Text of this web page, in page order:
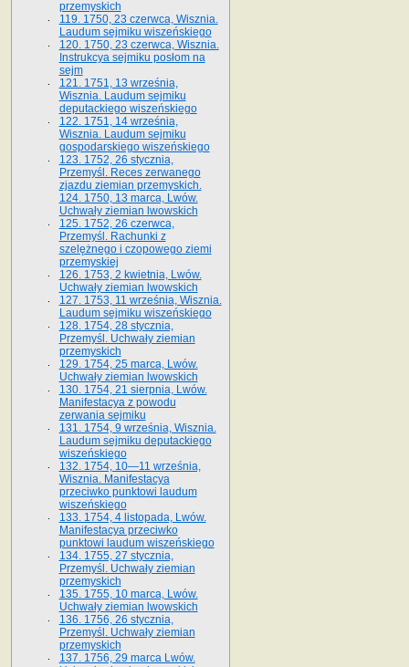
przemyskich
119. 1750, 23 czerwca, Wisznia.
Laudum sejmiku wiszeńskiego
120. 1750, 23 czerwca, Wisznia.
Instrukcya sejmiku posłom na
sejm
121. 1751, 13 września,
Wisznia. Laudum sejmiku
deputackiego wiszeńskiego
122. 1751, 14 września,
Wisznia. Laudum sejmiku
gospodarskiego wiszeńskiego
123. 1752, 26 stycznia,
Przemyśl. Reces zerwanego
zjazdu ziemian przemyskich.
124. 1750, 13 marca, Lwów.
Uchwały ziemian lwowskich
125. 1752, 26 czerwca,
Przemyśl. Rachunki z
szelężnego i czopowego ziemi
przemyskiej
126. 1753, 2 kwietnia, Lwów.
Uchwały ziemian lwowskich
127. 1753, 11 września, Wisznia.
Laudum sejmiku wiszeńskiego
128. 1754, 28 stycznia,
Przemyśl. Uchwały ziemian
przemyskich
129. 1754, 25 marca, Lwów.
Uchwały ziemian lwowskich
130. 1754, 21 sierpnia, Lwów.
Manifestacya z powodu
zerwania sejmiku
131. 1754, 9 września, Wisznia.
Laudum sejmiku deputackiego
wiszeńskiego
132. 1754, 10—11 września,
Wisznia. Manifestacya
przeciwko punktowi laudum
wiszeńskiego
133. 1754, 4 listopada, Lwów.
Manifestacya przeciwko
punktowi laudum wiszeńskiego
134. 1755, 27 stycznia,
Przemyśl. Uchwały ziemian
przemyskich
135. 1755, 10 marca, Lwów.
Uchwały ziemian lwowskich
136. 1756, 26 stycznia,
Przemyśl. Uchwały ziemian
przemyskich
137. 1756, 29 marca Lwów.